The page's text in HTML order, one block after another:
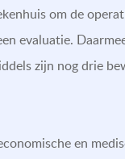
om de
evaluatie.
zijn nog drie
en